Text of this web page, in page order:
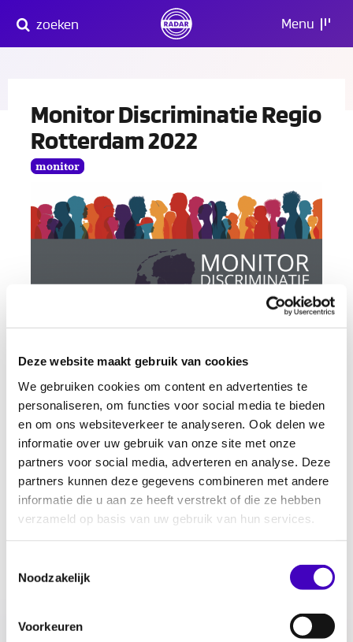
Deze website maakt gebruik van cookies
We gebruiken cookies om content en advertenties te
personaliseren, om functies voor social media te bieden
en om ons websiteverkeer te analyseren. Ook delen we
informatie over uw gebruik van onze site met onze
partners voor social media, adverteren en analyse. Deze
partners kunnen deze gegevens combineren met andere
informatie die u aan ze heeft verstrekt of die ze hebben
verzameld op basis van uw gebruik van hun services.
Noodzakelijk
Voorkeuren
naar
content
zoeken Menu
Monitor Discriminatie Regio
Rotterdam 2022
monitor
DeMonitor Discriminatie Regio Rotterdam
2022geeft een overzicht van meldingen bij
antidiscriminatiebureaus en door de
politie geregistreerde discriminatie-
incidenten. Daarnaast wordt aandacht
besteed aan verzoeken en oordelen bij het
College voor de Rechten van de Mens.
document, te lezen vanaf een mobiele
op de onderstaande link om de monitor te